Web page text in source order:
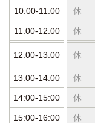
10:00-11:00 休
11:00-12:00 休
12:00-13:00 休
13:00-14:00 休
14:00-15:00 休
15:00-16:00 休